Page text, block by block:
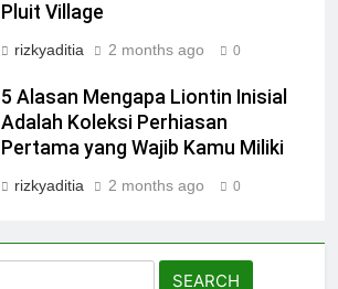
Pluit Village
rizkyaditia 2 months ago 0
5 Alasan Mengapa Liontin Inisial
Adalah Koleksi Perhiasan
Pertama yang Wajib Kamu Miliki
rizkyaditia 2 months ago 0